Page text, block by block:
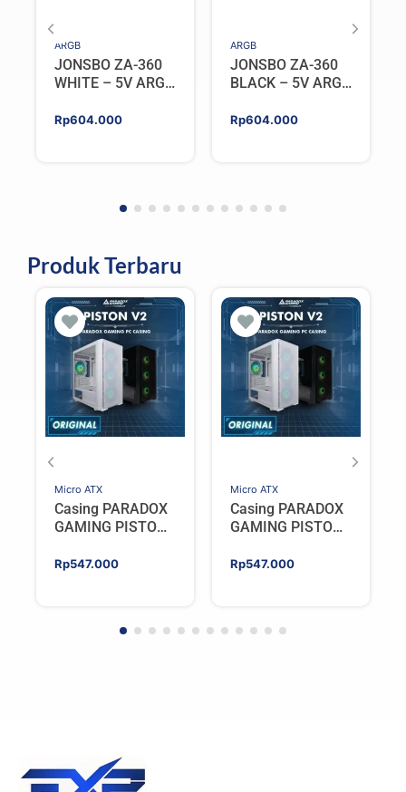
ARGB
JONSBO ZA-360
WHITE – 5V ARGB
Rp604.000
ARGB
JONSBO ZA-360
BLACK – 5V ARGB
Rp604.000
Produk Terbaru
Micro ATX
Casing PARADOX
GAMING PISTON
Case Include 4
Rp547.000
Micro ATX
Casing PARADOX
GAMING PISTON
Case Include 4
Rp547.000